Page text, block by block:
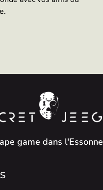
game dans l'Essonne